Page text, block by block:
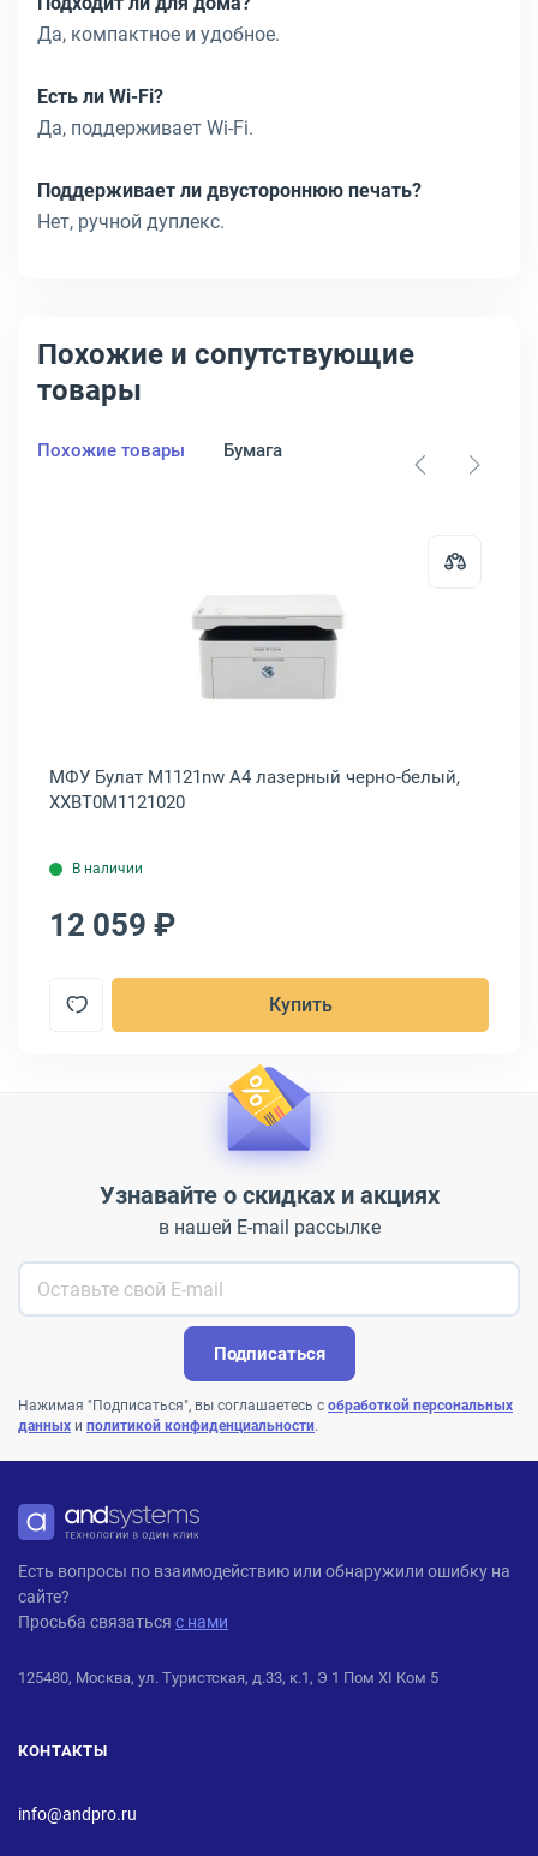
Да, компактное и удобное.
Есть ли Wi-Fi?
Да, поддерживает Wi-Fi.
Поддерживает ли двустороннюю печать?
Нет, ручной дуплекс.
Похожие и сопутствующие
товары
Похожие товары Бумага
M6507W A4 лазерный черно-белый, M6507W
Открыть товар: МФУ Булат
МФУ Булат M1121nw A4 лазерный черно-белый,
XXBT0M1121020
В наличии
12 059 ₽
Купить
Узнавайте о скидках и акциях
в нашей E-mail рассылке
Подписаться
Нажимая "Подписаться", вы соглашаетесь с обработкой персональных
данных и политикой конфиденциальности.
ANDPRO
Есть вопросы по взаимодействию или обнаружили ошибку на
сайте?
Просьба связаться с нами
125480, Москва, ул. Туристская, д.33, к.1, Э 1 Пом XI Ком 5
КОНТАКТЫ
info@andpro.ru